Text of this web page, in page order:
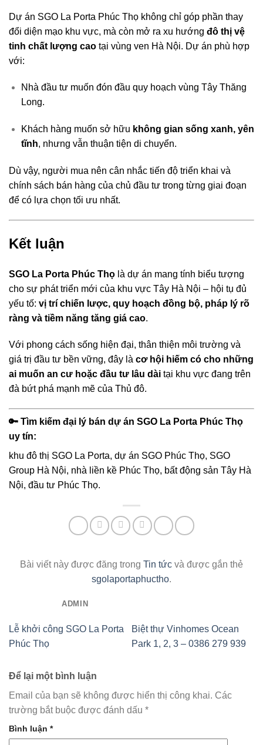
Dự án SGO La Porta Phúc Thọ không chỉ góp phần thay
đổi diện mạo khu vực, mà còn mở ra xu hướng đô thị vệ
tinh chất lượng cao tại vùng ven Hà Nội. Dự án phù hợp
với:
Nhà đầu tư muốn đón đầu quy hoạch vùng Tây Thăng
Long.
Khách hàng muốn sở hữu không gian sống xanh, yên
tĩnh, nhưng vẫn thuận tiện di chuyển.
Dù vậy, người mua nên cân nhắc tiến độ triển khai và
chính sách bán hàng của chủ đầu tư trong từng giai đoạn
để có lựa chọn tối ưu nhất.
Kết luận
SGO La Porta Phúc Thọ là dự án mang tính biểu tượng
cho sự phát triển mới của khu vực Tây Hà Nội – hội tụ đủ
yếu tố: vị trí chiến lược, quy hoạch đồng bộ, pháp lý rõ
ràng và tiềm năng tăng giá cao.
Với phong cách sống hiện đại, thân thiện môi trường và
giá trị đầu tư bền vững, đây là cơ hội hiếm có cho những
ai muốn an cư hoặc đầu tư lâu dài tại khu vực đang trên
đà bứt phá mạnh mẽ của Thủ đô.
🔑 Tìm kiếm đại lý bán dự án SGO La Porta Phúc Thọ
uy tín:
khu đô thị SGO La Porta, dự án SGO Phúc Thọ, SGO
Group Hà Nội, nhà liền kề Phúc Thọ, bất động sản Tây Hà
Nội, đầu tư Phúc Thọ.
Bài viết này được đăng trong Tin tức và được gắn thẻ
sgolaportaphuctho.
ADMIN
Lễ khởi công SGO La Porta
Phúc Thọ
Biệt thự Vinhomes Ocean
Park 1, 2, 3 – 0386 279 939
Để lại một bình luận
Email của bạn sẽ không được hiển thị công khai. Các
trường bắt buộc được đánh dấu *
Bình luận *